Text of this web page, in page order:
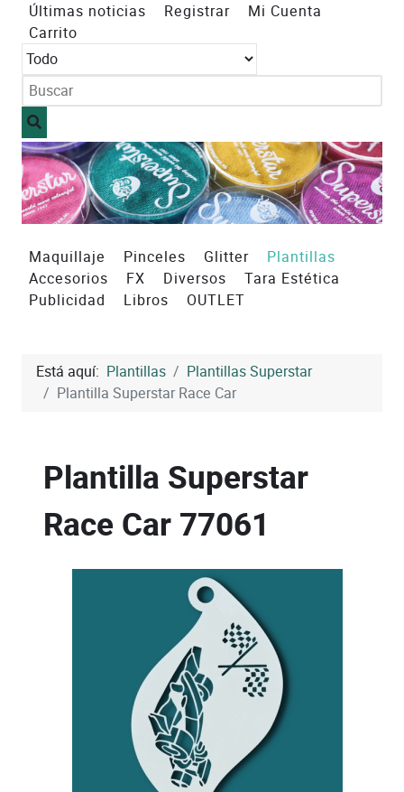
Últimas noticias Registrar
Mi Cuenta
Carrito
Maquillaje Pinceles Glitter
Plantillas
Accesorios
FX Diversos
Tara Estética
Publicidad
Libros OUTLET
Está aquí: Plantillas
Plantillas Superstar
Plantilla Superstar Race Car
Plantilla Superstar
Race Car77061